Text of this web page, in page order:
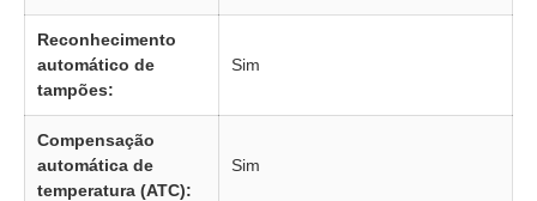
Reconhecimento
automático de
tampões:
Sim
Compensação
automática de
temperatura (ATC):
Sim